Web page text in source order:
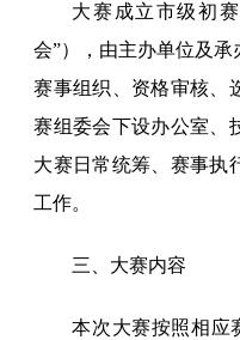
大赛成立市级初
会”），由主办单位及
赛事组织、资格审核、
赛组委会下设办公室、
大赛日常统筹、赛事执
工作。
三、大赛内容
本次大赛按照相应